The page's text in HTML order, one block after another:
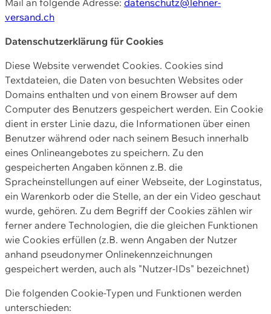
versand.ch
Datenschutzerklärung für Cookies
Diese Website verwendet Cookies. Cookies sind
Textdateien, die Daten von besuchten Websites oder
Domains enthalten und von einem Browser auf dem
Computer des Benutzers gespeichert werden. Ein Cookie
dient in erster Linie dazu, die Informationen über einen
Benutzer während oder nach seinem Besuch innerhalb
eines Onlineangebotes zu speichern. Zu den
gespeicherten Angaben können z.B. die
Spracheinstellungen auf einer Webseite, der Loginstatus,
ein Warenkorb oder die Stelle, an der ein Video geschaut
wurde, gehören. Zu dem Begriff der Cookies zählen wir
ferner andere Technologien, die die gleichen Funktionen
wie Cookies erfüllen (z.B. wenn Angaben der Nutzer
anhand pseudonymer Onlinekennzeichnungen
gespeichert werden, auch als "Nutzer-IDs" bezeichnet)
Die folgenden Cookie-Typen und Funktionen werden
unterschieden: